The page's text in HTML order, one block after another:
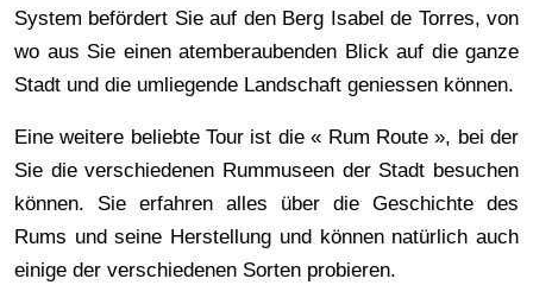
System befördert Sie auf den Berg Isabel de Torres, von
wo aus Sie einen atemberaubenden Blick auf die ganze
Stadt und die umliegende Landschaft geniessen können.
Eine weitere beliebte Tour ist die « Rum Route », bei der
Sie die verschiedenen Rummuseen der Stadt besuchen
können. Sie erfahren alles über die Geschichte des
Rums und seine Herstellung und können natürlich auch
einige der verschiedenen Sorten probieren.